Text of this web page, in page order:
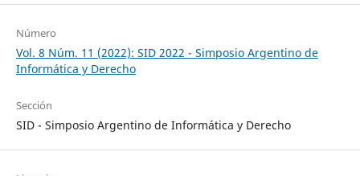
Número
Vol. 8 Núm. 11 (2022): SID 2022 - Simposio Argentino de
Informática y Derecho
Sección
SID - Simposio Argentino de Informática y Derecho